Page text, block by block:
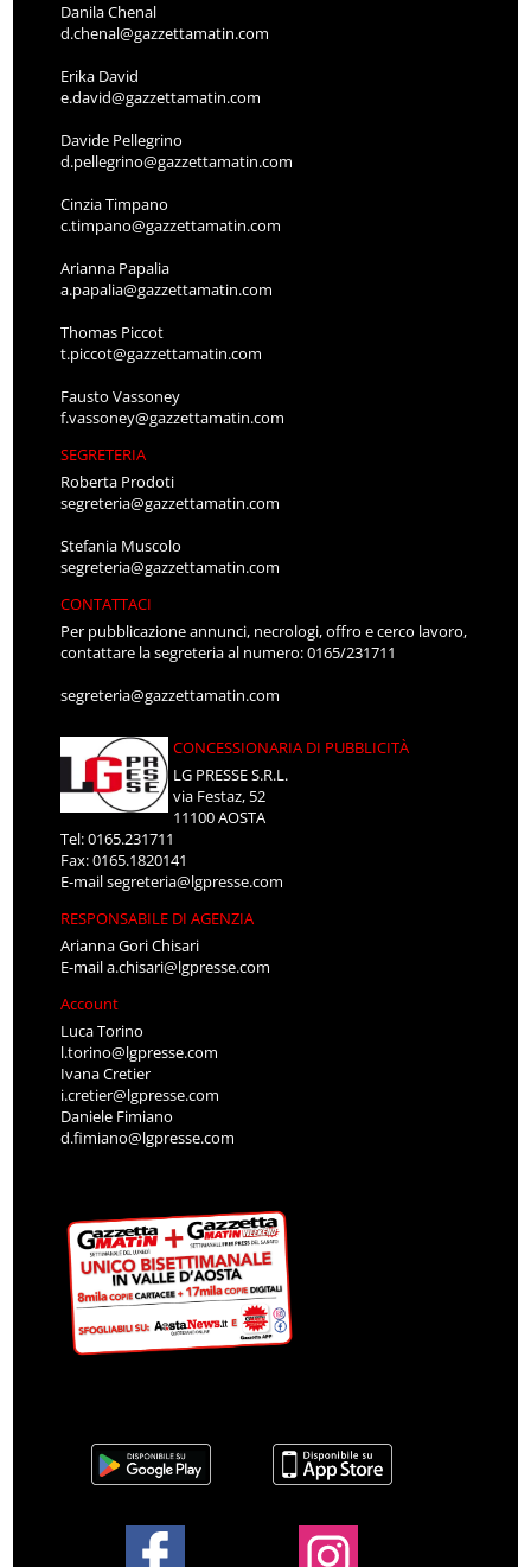
Danila Chenal
d.chenal@gazzettamatin.com
Erika David
e.david@gazzettamatin.com
Davide Pellegrino
d.pellegrino@gazzettamatin.com
Cinzia Timpano
c.timpano@gazzettamatin.com
Arianna Papalia
a.papalia@gazzettamatin.com
Thomas Piccot
t.piccot@gazzettamatin.com
Fausto Vassoney
f.vassoney@gazzettamatin.com
SEGRETERIA
Roberta Prodoti
segreteria@gazzettamatin.com
Stefania Muscolo
segreteria@gazzettamatin.com
CONTATTACI
Per pubblicazione annunci, necrologi, offro e cerco lavoro,
contattare la segreteria al numero: 0165/231711
segreteria@gazzettamatin.com
CONCESSIONARIA DI PUBBLICITÀ
LG PRESSE S.R.L.
via Festaz, 52
11100 AOSTA
Tel: 0165.231711
Fax: 0165.1820141
E-mailsegreteria@lgpresse.com
RESPONSABILE DI AGENZIA
Arianna Gori Chisari
E-maila.chisari@lgpresse.com
Account
Luca Torino
l.torino@lgpresse.com
Ivana Cretier
i.cretier@lgpresse.com
Daniele Fimiano
d.fimiano@lgpresse.com